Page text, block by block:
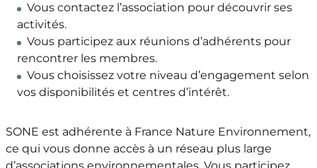
Vous contactez l’association pour découvrir ses
activités.
Vous participez aux réunions d’adhérents pour
rencontrer les membres.
Vous choisissez votre niveau d’engagement selon
vos disponibilités et centres d’intérêt.
SONE est adhérente à France Nature Environnement,
ce qui vous donne accès à un réseau plus large